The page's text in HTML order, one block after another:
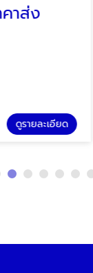
าส่ง
ดูรายละเอียด